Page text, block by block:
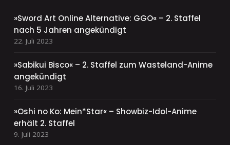
»Sword Art Online Alternative: GGO« – 2. Staffel
nach 5 Jahren angekündigt
22. Juli 2023
»Sabikui Bisco« – 2. Staffel zum Wasteland-Anime
angekündigt
16. Juli 2023
»Oshi no Ko: Mein*Star« – Showbiz-Idol-Anime
erhält 2. Staffel
9. Juli 2023